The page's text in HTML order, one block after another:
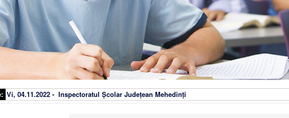
Vi, 04.11.2022 - Inspectoratul Școlar Județean Mehedinți